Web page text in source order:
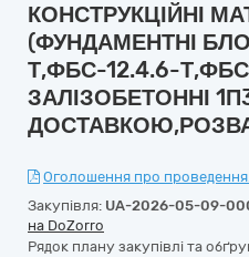
КОНСТРУКЦІЙНІ
(ФУНДАМЕНТНІ
Т,ФБС-12.4.6-
ЗАЛІЗОБЕТОННІ
Оголошення про
Закупівля: UA-2026-05-09-
на DoZorro
Рядок плану закупівлі та